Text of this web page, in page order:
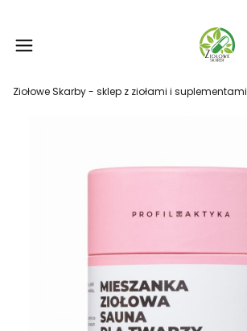
Ziołowe Skarby - sklep z ziołami i suplementami